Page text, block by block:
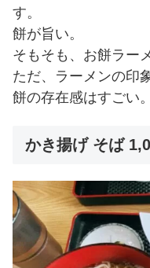
す。
餅が旨い。
そもそも、お餅ラー
ただ、ラーメンの印
餅の存在感はすごい。
かき揚げ そば